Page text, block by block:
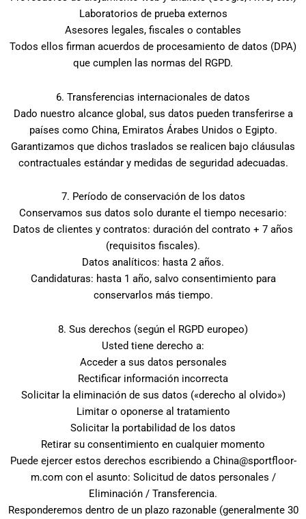
Laboratorios de prueba externos
Asesores legales, fiscales o contables
Todos ellos firman acuerdos de procesamiento de datos (DPA)
que cumplen las normas del RGPD.
6. Transferencias internacionales de datos
Dado nuestro alcance global, sus datos pueden transferirse a
países como China, Emiratos Árabes Unidos o Egipto.
Garantizamos que dichos traslados se realicen bajo cláusulas
contractuales estándar y medidas de seguridad adecuadas.
7. Período de conservación de los datos
Conservamos sus datos solo durante el tiempo necesario:
Datos de clientes y contratos: duración del contrato + 7 años
(requisitos fiscales).
Datos analíticos: hasta 2 años.
Candidaturas: hasta 1 año, salvo consentimiento para
conservarlos más tiempo.
8. Sus derechos (según el RGPD europeo)
Usted tiene derecho a:
Acceder a sus datos personales
Rectificar información incorrecta
Solicitar la eliminación de sus datos («derecho al olvido»)
Limitar o oponerse al tratamiento
Solicitar la portabilidad de los datos
Retirar su consentimiento en cualquier momento
Puede ejercer estos derechos escribiendo a China@sportfloor-
m.com con el asunto: Solicitud de datos personales /
Eliminación / Transferencia.
Responderemos dentro de un plazo razonable (generalmente 30